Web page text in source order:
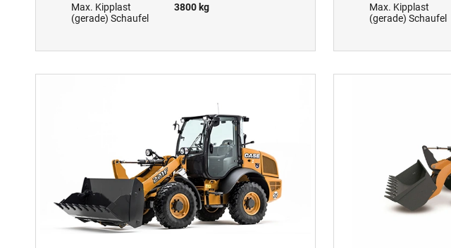
Max. Kipplast
(gerade) Schaufel
3800 kg
Max. Kipplast
(gerade) Schaufel